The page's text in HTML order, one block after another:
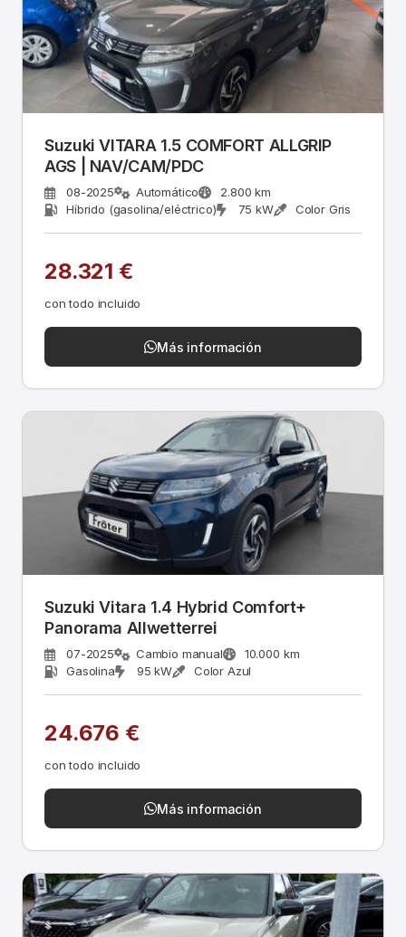
Suzuki VITARA 1.5 COMFORT ALLGRIP
AGS | NAV/CAM/PDC
08-2025 Automático
2.800 km
Híbrido (gasolina/eléctrico)
75 kW Color Gris
28.321 €
con todo incluido
Más información
Suzuki Vitara 1.4 Hybrid Comfort+
Panorama Allwetterrei
07-2025 Cambio manual
10.000 km
Gasolina
95 kW Color Azul
24.676 €
con todo incluido
Más información